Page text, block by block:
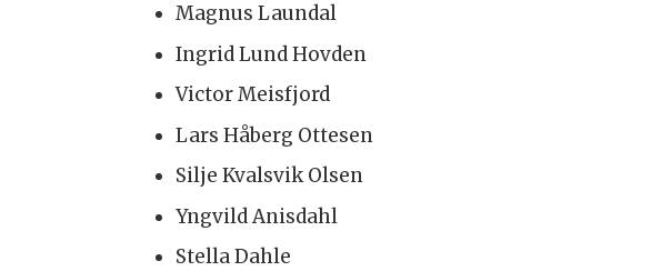
Magnus Laundal
Ingrid Lund Hovden
Victor Meisfjord
Lars Håberg Ottesen
Silje Kvalsvik Olsen
Yngvild Anisdahl
Stella Dahle